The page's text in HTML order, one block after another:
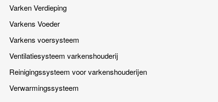
Varken Verdieping
Varkens Voeder
Varkens voersysteem
Ventilatiesysteem varkenshouderij
Reinigingssysteem voor varkenshouderijen
Verwarmingssysteem